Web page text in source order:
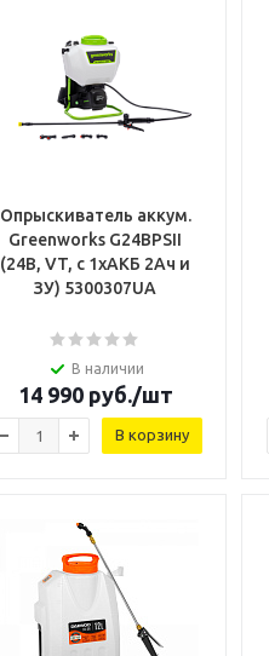
Опрыскиватель аккум.
Greenworks G24BPSII
(24В, VT, c 1хАКБ 2Ач и
ЗУ) 5300307UA
В наличии
14 990руб./шт
В корзину